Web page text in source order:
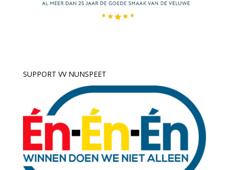
SUPPORT VV NUNSPEET